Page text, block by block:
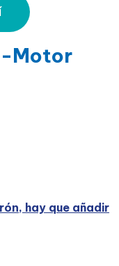
-Motor
hay que añadir